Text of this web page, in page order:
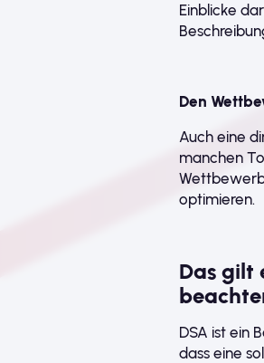
Einblicke
Den
Auch eine
manchen
optimieren.
Das gilt
DSA ist ein
dass eine